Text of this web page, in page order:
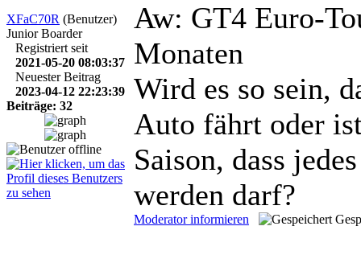
XFaC70R (Benutzer)
Junior Boarder
Registriert seit
2021-05-20 08:03:37
Neuester Beitrag
2023-04-12 22:23:39
Beiträge: 32
Aw: GT4 Euro-
Monaten
Wird es so sein,
Auto fährt oder
Saison, dass
werden darf?
Moderator informieren